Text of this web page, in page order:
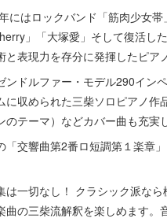
にはロックバンド「筋肉少女
」「大塚愛」そして復活し
表現力を存分に発揮したピア
ドルファー・モデル290イン
収められた三柴ソロピアノ作
テーマ）などカバー曲も充実
交響曲第2番ロ短調第１楽章
一切なし！ クラシック派な
の三柴流解釈を楽しめます